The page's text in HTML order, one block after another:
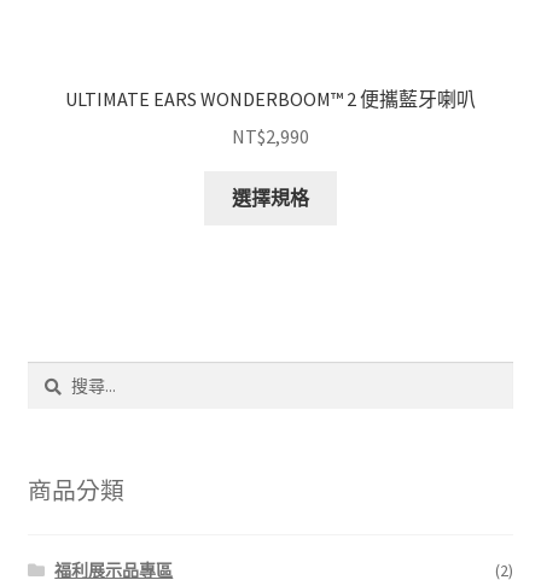
ULTIMATE EARS WONDER­BOOM™ 2 便攜藍牙喇叭
NT$2,990
選擇規格
款
字:
商品分類
福利展示品專區
(2)